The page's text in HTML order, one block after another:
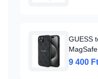
GUESS
Ring
9 400 Ft